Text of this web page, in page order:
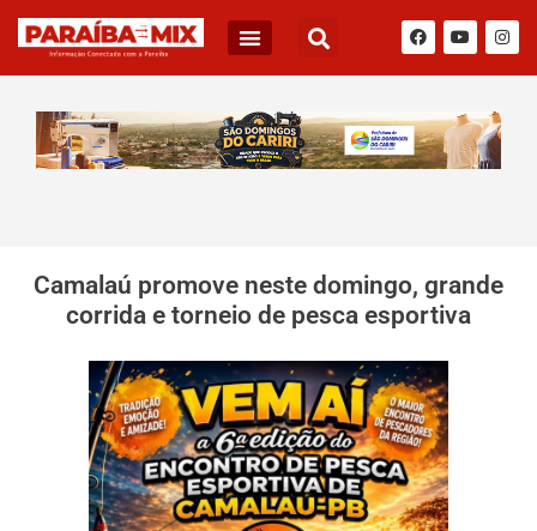
Camalaú promove neste domingo, grande
corrida e torneio de pesca esportiva